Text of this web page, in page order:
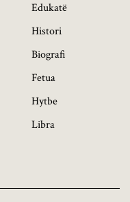
Edukatë
Histori
Biografi
Fetua
Hytbe
Libra